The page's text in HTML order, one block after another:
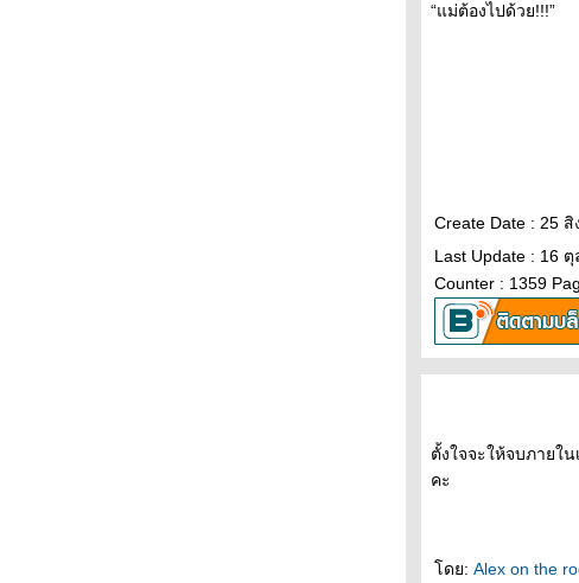
“แม่ต้องไปด้วย!!!”
Create Date : 25
Last Update : 16
Counter : 1359
ตั้งใจจะให้จบภายใ
คะ
ดย: Alex on the